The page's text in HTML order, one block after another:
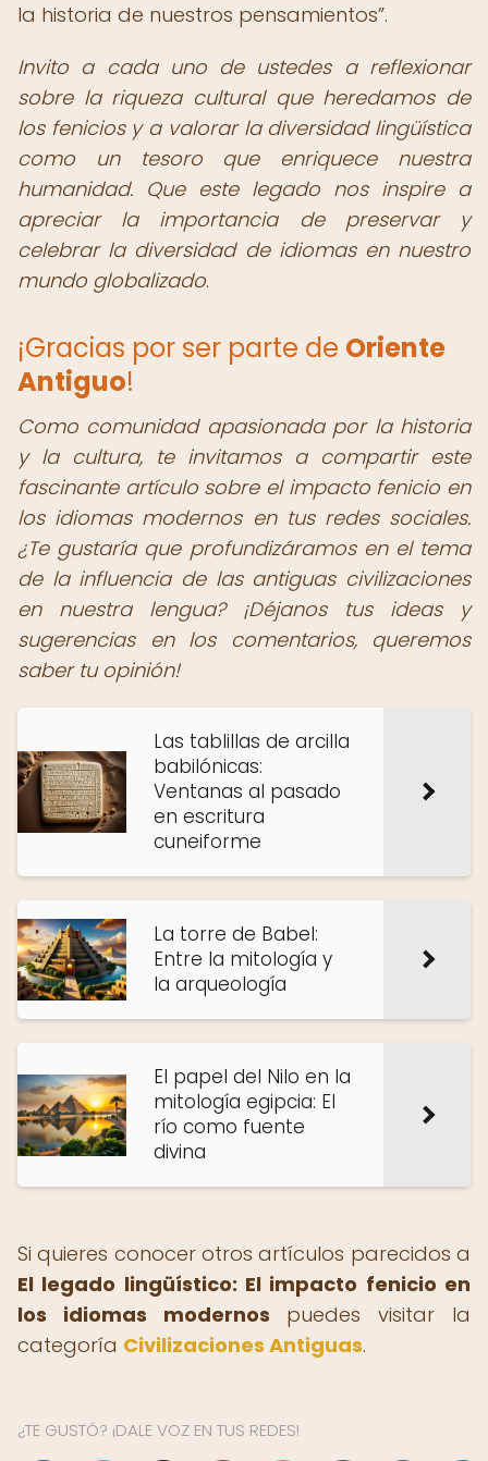
la historia de nuestros pensamientos .
Invito a cada uno de ustedes a reflexionar
sobre la riqueza cultural que heredamos de
los fenicios y a valorar la diversidad lingüística
como un tesoro que enriquece nuestra
humanidad. Que este legado nos inspire a
apreciar la importancia de preservar y
celebrar la diversidad de idiomas en nuestro
mundo globalizado.
¡Gracias por ser parte de Oriente
Antiguo!
Como comunidad apasionada por la historia
y la cultura, te invitamos a compartir este
fascinante artículo sobre el impacto fenicio en
los idiomas modernos en tus redes sociales.
¿Te gustaría que profundizáramos en el tema
de la influencia de las antiguas civilizaciones
en nuestra lengua? ¡Déjanos tus ideas y
sugerencias en los comentarios, queremos
saber tu opinión!
Las tablillas de arcilla
babilónicas:
Ventanas al pasado
en escritura
cuneiforme
La torre de Babel:
Entre la mitología y
la arqueología
El papel del Nilo en la
mitología egipcia: El
río como fuente
divina
Si quieres conocer otros artículos parecidos a
El legado lingüístico: El impacto fenicio en
los idiomas modernos puedes visitar la
categoría Civilizaciones Antiguas.
¿TE GUSTÓ? ¡DALE VOZ EN TUS REDES!